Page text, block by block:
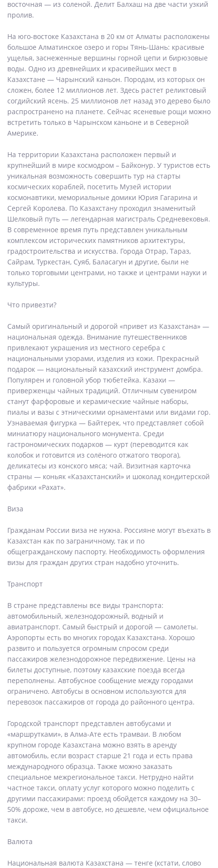
восточная — из соленой. Делит Балхаш на две части узкий
пролив.
На юго-востоке Казахстана в 20 км от Алматы расположены
большое Алматинское озеро и горы Тянь-Шань: красивые
ущелья, заснеженные вершины горной цепи и бирюзовые
воды. Одно из древнейших и красивейших мест в
Казахстане — Чарынский каньон. Породам, из которых он
сложен, более 12 миллионов лет. Здесь растет реликтовый
согдийский ясень. 25 миллионов лет назад это дерево было
распространено на планете. Сейчас ясеневые рощи можно
встретить только в Чарынском каньоне и в Северной
Америке.
На территории Казахстана расположен первый и
крупнейший в мире космодром – Байконур. У туристов есть
уникальная возможность совершить тур на старты
космических кораблей, посетить Музей истории
космонавтики, мемориальные домики Юрия Гагарина и
Сергей Королева. По Казахстану проходил знаменитый
Шелковый путь — легендарная магистраль Средневековья.
В современное время путь представлен уникальным
комплексом исторических памятников архитектуры,
градостроительства и искусства. Города Отрар, Тараз,
Сайрам, Туркестан, Суяб, Баласагун и другие, были не
только торговыми центрами, но также и центрами науки и
культуры.
Что привезти?
Самый оригинальный и дорогой «привет из Казахстана» —
национальная одежда. Внимание путешественников
привлекают украшения из местного серебра с
национальными узорами, изделия из кожи. Прекрасный
подарок — национальный казахский инструмент домбра.
Популярен и головной убор тюбетейка. Казахи —
приверженцы чайных традиций. Отличным сувениром
станут фарфоровые и керамические чайные наборы,
пиалы и вазы с этническими орнаментами или видами гор.
Узнаваемая фигурка — Байтерек, что представляет собой
миниатюру национального монумента. Среди
гастрономических подарков — курт (переводится как
колобок и готовится из солёного отжатого творога),
деликатесы из конского мяса; чай. Визитная карточка
страны — коньяк «Казахстанский» и шоколад кондитерской
фабрики «Рахат».
Виза
Гражданам России виза не нужна. Россияне могут въехать в
Казахстан как по заграничному, так и по
общегражданскому паспорту. Необходимость оформления
визы для граждан других стран надобно уточнить.
Транспорт
В стране представлены все виды транспорта:
автомобильный, железнодорожный, водный и
авиатранспорт. Самый быстрый и дорогой — самолеты.
Аэропорты есть во многих городах Казахстана. Хорошо
развито и пользуется огромным спросом среди
пассажиров железнодорожное передвижение. Цены на
билеты доступные, поэтому казахские поезда всегда
переполнены. Автобусное сообщение между городами
ограничено. Автобусы в основном используются для
перевозок пассажиров от города до районного центра.
Городской транспорт представлен автобусами и
«маршрутками», в Алма-Ате есть трамваи. В любом
крупном городе Казахстана можно взять в аренду
автомобиль, если возраст старше 21 года и есть права
международного образца. Также можно заказать
специальное межрегиональное такси. Нетрудно найти
частное такси, оплату услуг которого можно поделить с
другими пассажирами: проезд обойдется каждому на 30–
50% дороже, чем в автобусе, но дешевле, чем официальное
такси.
Валюта
Национальная валюта Казахстана — тенге (кстати, слово